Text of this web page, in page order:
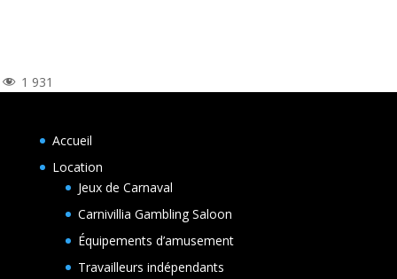
1 931
Accueil
Location
Jeux de Carnaval
Carnivillia Gambling Saloon
Équipements d’amusement
Travailleurs indépendants